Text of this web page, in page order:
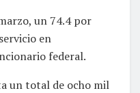
un 74.4 por
en
federal.
un total de ocho mil